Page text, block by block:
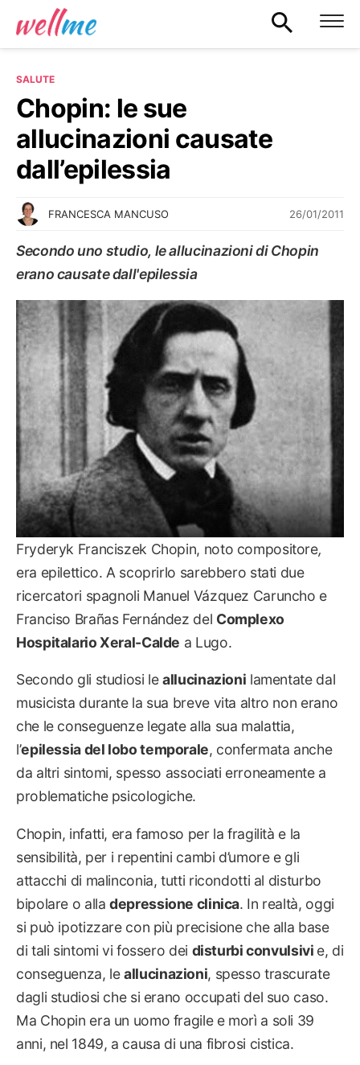
SALUTE
Chopin: le sue
allucinazioni causate
dall’epilessia
FRANCESCA MANCUSO 26/01/2011
Secondo uno studio, le allucinazioni di Chopin
erano causate dall'epilessia
SALUTE
Fryderyk Franciszek Chopin, noto compositore,
era epilettico. A scoprirlo sarebbero stati due
ricercatori spagnoli Manuel Vázquez Caruncho e
Franciso Brañas Fernández del Complexo
Hospitalario Xeral-Calde a Lugo.
Secondo gli studiosi leallucinazioni lamentate dal
musicista durante la sua breve vita altro non erano
che le conseguenze legate alla sua malattia,
l’epilessia del lobo temporale, confermata anche
da altri sintomi, spesso associati erroneamente a
problematiche psicologiche.
Chopin, infatti, era famoso per la fragilità e la
sensibilità, per i repentini cambi d’umore e gli
attacchi di malinconia, tutti ricondotti al disturbo
bipolare o alladepressione clinica. In realtà, oggi
si può ipotizzare con più precisione che alla base
di tali sintomi vi fossero dei disturbi convulsivi e, di
conseguenza, leallucinazioni, spesso trascurate
dagli studiosi che si erano occupati del suo caso.
Ma Chopin era un uomo fragile e morì a soli 39
anni, nel 1849, a causa di una fibrosi cistica.